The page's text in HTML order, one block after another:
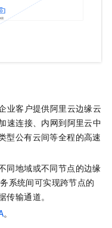
业客户提供阿里云边缘云
速连接、内网到阿里云中
型公有云间等全程的高速
同地域或不同节点的边缘
系统间可实现跨节点的
输通道。
。